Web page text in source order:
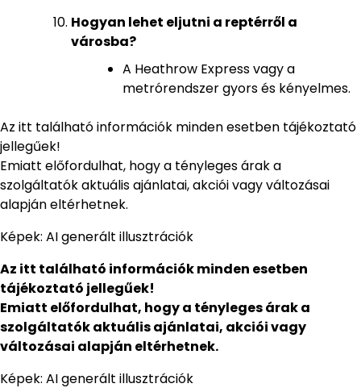
Hogyan lehet eljutni a reptérről a
városba?
A Heathrow Express vagy a
metrórendszer gyors és kényelmes.
Az itt található információk minden esetben tájékoztató
jellegűek!
Emiatt előfordulhat, hogy a tényleges árak a
szolgáltatók aktuális ajánlatai, akciói vagy változásai
alapján eltérhetnek.
Képek: AI generált illusztrációk
Az itt található információk minden esetben
tájékoztató jellegűek!
Emiatt előfordulhat, hogy a tényleges árak a
szolgáltatók aktuális ajánlatai, akciói vagy
változásai alapján eltérhetnek.
Képek: AI generált illusztrációk